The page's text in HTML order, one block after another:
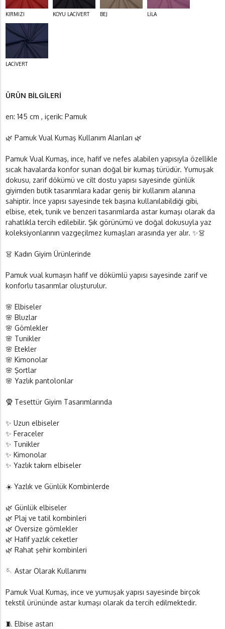
KIRMIZI KOYU LACİVERT BEJ LİLA
LACİVERT
ÜRÜN BİLGİLERİ
en: 145 cm , içerik: Pamuk
🌿 Pamuk Vual Kumaş Kullanım Alanları 🌿
Pamuk Vual Kumaş, ince, hafif ve nefes alabilen yapısıyla özellikle
sıcak havalarda konfor sunan doğal bir kumaş türüdür. Yumuşak
dokusu, zarif dökümü ve cilt dostu yapısı sayesinde günlük
giyimden butik tasarımlara kadar geniş bir kullanım alanına
sahiptir. İnce yapısı sayesinde tek başına kullanılabildiği gibi,
elbise, etek, tunik ve benzeri tasarımlarda astar kumaşı olarak da
rahatlıkla tercih edilebilir. Şık görünümü ve doğal dokusuyla yaz
koleksiyonlarının vazgeçilmez kumaşları arasında yer alır. ✨👗
👗 Kadın Giyim Ürünlerinde
Pamuk vual kumaşın hafif ve dökümlü yapısı sayesinde zarif ve
konforlu tasarımlar oluşturulur.
🌸 Elbiseler
🌸 Bluzlar
🌸 Gömlekler
🌸 Tunikler
🌸 Etekler
🌸 Kimonolar
🌸 Şortlar
🌸 Yazlık pantolonlar
🧕 Tesettür Giyim Tasarımlarında
✨ Uzun elbiseler
✨ Feraceler
✨ Tunikler
✨ Kimonolar
✨ Yazlık takım elbiseler
☀️ Yazlık ve Günlük Kombinlerde
🌿 Günlük elbiseler
🌿 Plaj ve tatil kombinleri
🌿 Oversize gömlekler
🌿 Hafif yazlık ceketler
🌿 Rahat şehir kombinleri
🪡 Astar Olarak Kullanımı
Pamuk Vual Kumaş, ince ve yumuşak yapısı sayesinde birçok
tekstil ürününde astar kumaşı olarak da tercih edilmektedir.
🧵 Elbise astarı